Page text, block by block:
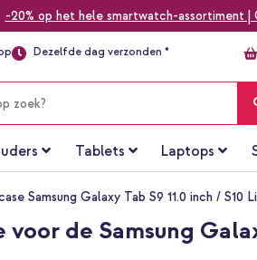
-20% op het hele smartwatch-assortiment |
Dezelfde dag verzonden *
Tablets Laptops
Samsung Galaxy Tab S9 11.0 inch /
de Samsung